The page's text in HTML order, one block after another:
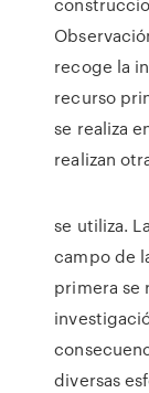
recoge la
recurso
se realiza
realizan
se utiliza.
campo de
primera se
diversas